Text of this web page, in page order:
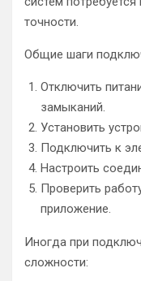
точности.
Общие шаги
Отключить
замыканий.
Установить
Подключить к
Настроить
Проверить
приложение.
Иногда при
сложности: